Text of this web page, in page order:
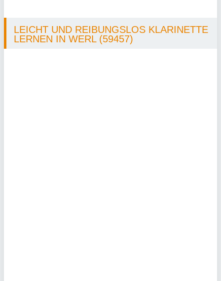
LEICHT UND REIBUNGSLOS KLARINETTE
LERNEN IN WERL (59457)